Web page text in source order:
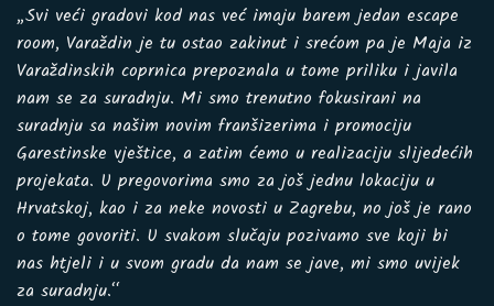
„Svi veći gradovi kod nas već imaju barem jedan escape
room, Varaždin je tu ostao zakinut i srećom pa je Maja iz
Varaždinskih coprnica prepoznala u tome priliku i javila
nam se za suradnju. Mi smo trenutno fokusirani na
suradnju sa našim novim franšizerima i promociju
Garestinske vještice, a zatim ćemo u realizaciju slijedećih
projekata. U pregovorima smo za još jednu lokaciju u
Hrvatskoj, kao i za neke novosti u Zagrebu, no još je rano
o tome govoriti. U svakom slučaju pozivamo sve koji bi
nas htjeli i u svom gradu da nam se jave, mi smo uvijek
za suradnju.“